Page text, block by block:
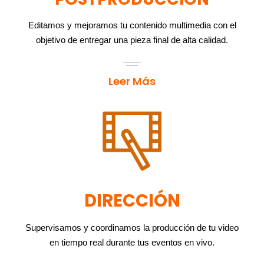
Editamos y mejoramos tu contenido multimedia con el
objetivo de entregar una pieza final de alta calidad.
Leer Más
DIRECCIÓN
Supervisamos y coordinamos la producción de tu video
en tiempo real durante tus eventos en vivo.